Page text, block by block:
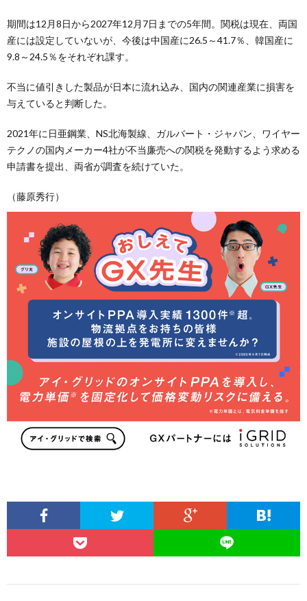
期間は12月8日から2027年12月7日までの5年間。関税は現在、両国
産には設定していないが、今後は中国産に26.5～41.7％、韓国産に
9.8～24.5％をそれぞれ課す。
不当に値引きした製品が日本に流れ込み、国内の関連産業に損害を
与えていると判断した。
2021年に日亜鋼業、NS北海製線、ガルバート・ジャパン、ワイヤー
テクノの国内メーカー4社が不当廉売への関税を発動するよう求める
申請書を提出、両省が調査を続けていた。
（藤原秀行）